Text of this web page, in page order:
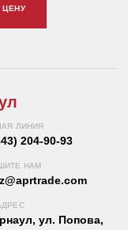
ЦЕНУ
ЛИНИЯ
204-90-93
НАМ
ул. Попова,